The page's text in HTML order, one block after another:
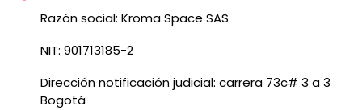
Razón social: Kroma Space SAS
NIT: 901713185-2
Dirección notificación judicial: carrera 73c# 3 a 3
Bogotá